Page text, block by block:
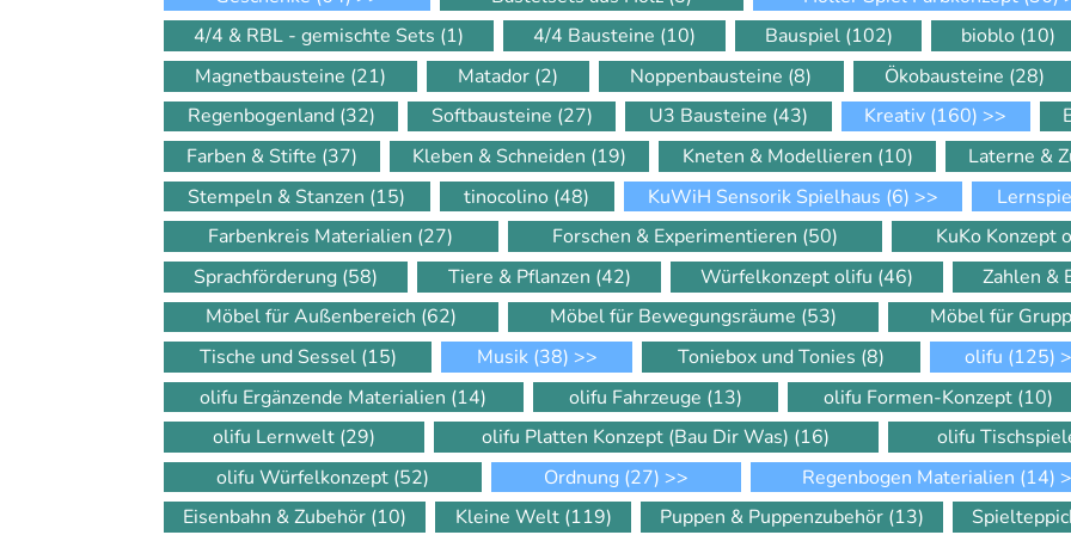
4/4 & RBL - gemischte Sets (1) 4/4 Bausteine (10) Bauspiel (102) bioblo (10)
Magnetbausteine (21) Matador (2) Noppenbausteine (8) Ökobausteine (28)
Regenbogenland (32) Softbausteine (27) U3 Bausteine (43) Kreativ (160) >>
Farben & Stifte (37) Kleben & Schneiden (19) Kneten & Modellieren (10)
Laterne &
Stempeln & Stanzen (15) tinocolino (48) KuWiH Sensorik Spielhaus (6) >>
Farbenkreis Materialien (27) Forschen & Experimentieren (50)
KuKo Konzept
Sprachförderung (58) Tiere & Pflanzen (42) Würfelkonzept olifu (46)
Zahlen &
Möbel für Außenbereich (62) Möbel für Bewegungsräume (53)
Möbel für
Tische und Sessel (15) Musik (38) >> Toniebox und Tonies (8) olifu (125)
olifu Ergänzende Materialien (14) olifu Fahrzeuge (13) olifu Formen-Konzept (10)
olifu Lernwelt (29) olifu Platten Konzept (Bau Dir Was) (16)
olifu
olifu Würfelkonzept (52) Ordnung (27) >> Regenbogen Materialien (14)
Eisenbahn & Zubehör (10) Kleine Welt (119) Puppen & Puppenzubehör (13)